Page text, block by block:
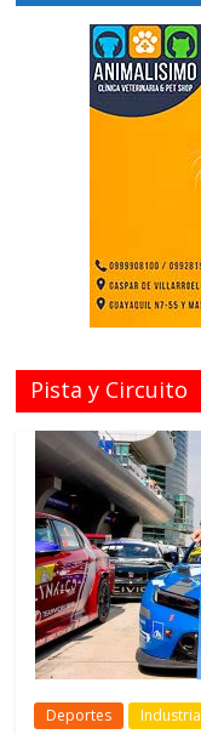
Pista y Circuito
Deportes Industria